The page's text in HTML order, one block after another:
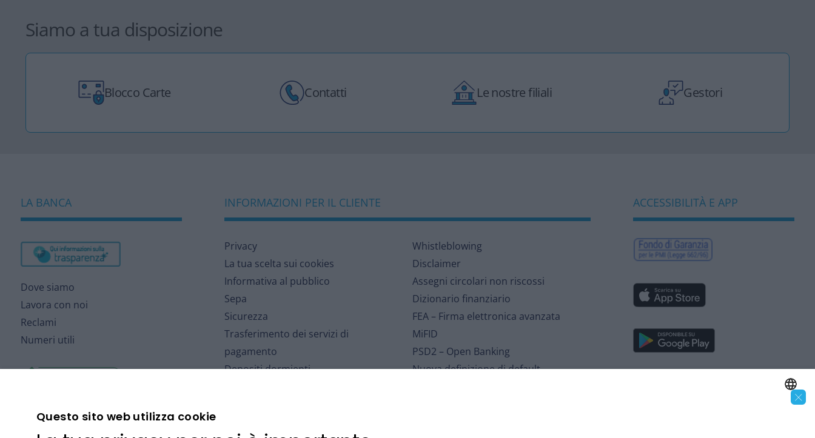
Siamo a tua disposizione
Blocco Carte Contatti Le nostre filiali Gestori
LA BANCA
Dove siamo
Lavora con noi
Reclami
Numeri utili
INFORMAZIONI PER IL CLIENTE
Privacy
La tua scelta sui cookies
Informativa al pubblico
Sepa
Sicurezza
Trasferimento dei servizi di
pagamento
Depositi dormienti
Whistleblowing
Disclaimer
Assegni circolari non riscossi
Dizionario finanziario
FEA – Firma elettronica avanzata
MiFID
PSD2 – Open Banking
Nuova definizione di default
ACCESSIBILITÀ E APP
×
Questo sito web utilizza cookie